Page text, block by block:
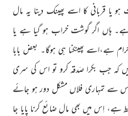
یا قربانی کا اسے پھینک دینا یہ مال
ہاں اگر گوشت خراب ہو گیا ہے یا
ہے،اسے پھینکنا ہی ہوگا۔ بعض بابا
کہ جب بکرا صَدقہ کرو تو اس کی سری
اس سے تمہاری فلاں مشکل دور ہو جائے
ہے، اِس میں بھی مال ضائع کرنا پایا جا